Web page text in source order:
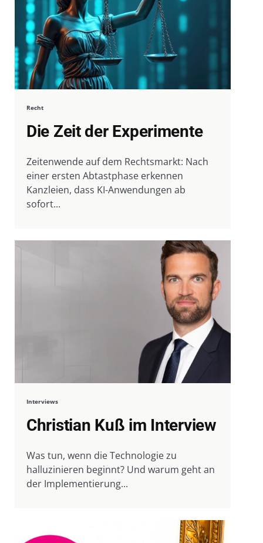
Recht
Die Zeit der Experimente
Zeitenwende auf dem Rechtsmarkt: Nach
einer ersten Abtastphase erkennen
Kanzleien, dass KI-Anwendungen ab
sofort...
Interviews
Christian Kuß im Interview
Was tun, wenn die Technologie zu
halluzinieren beginnt? Und warum geht an
der Implementierung...